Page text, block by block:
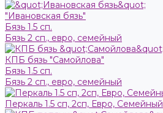
"Ивановская бязь"
Бязь 1.5 сп.
Бязь 2 сп., евро, семейный
КПБ бязь "Самойлова"
Бязь 1.5 сп.
Бязь 2 сп., евро, семейный
Перкаль 1.5 сп, 2сп, Евро, Семейный